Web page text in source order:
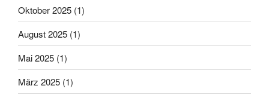
Oktober 2025 (1)
August 2025 (1)
Mai 2025 (1)
März 2025 (1)